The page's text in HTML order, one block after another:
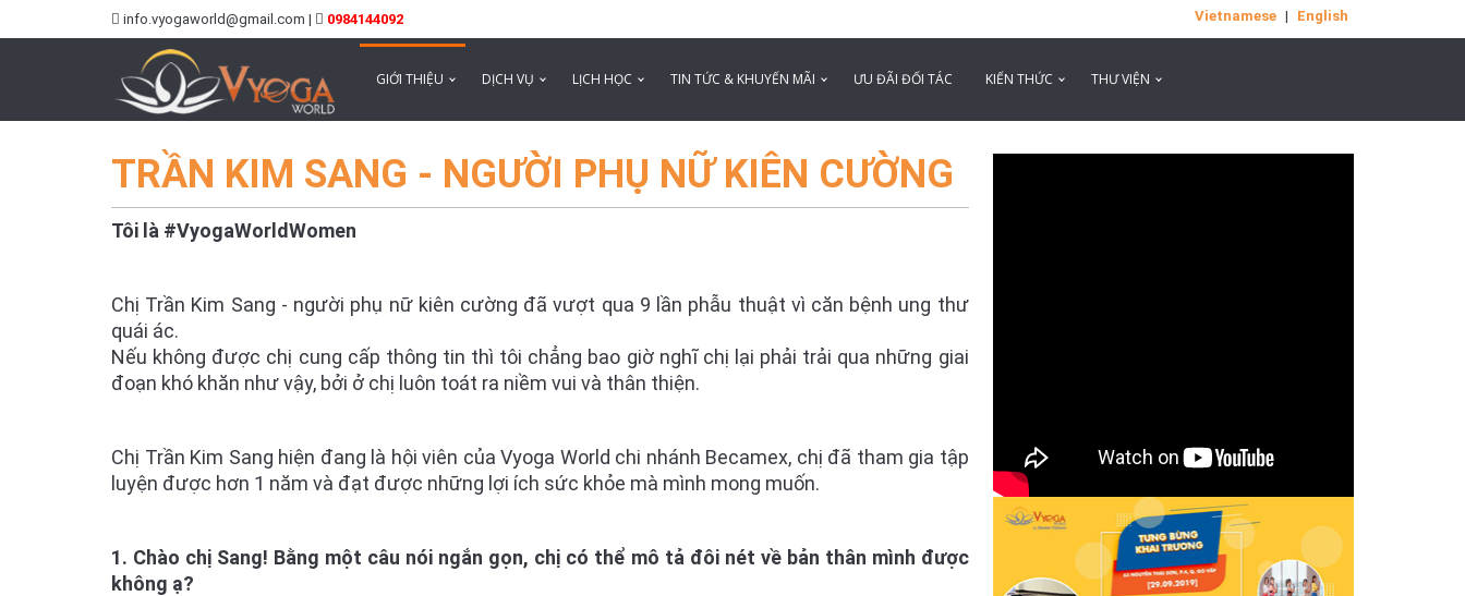
info.vyogaworld@gmail.com | 0984144092 Vietnamese | English
GIỚI THIỆU DỊCH VỤ LỊCH HỌC TIN TỨC & KHUYẾN MÃI ƯU ĐÃI ĐỐI TÁC KIẾN THỨC THƯ VIỆN
TRẦN KIM SANG - NGƯỜI PHỤ NỮ KIÊN CƯỜNG
Tôi là #VyogaWorldWomen
Chị Trần Kim Sang - người phụ nữ kiên cường đã vượt qua 9 lần phẫu thuật vì căn bệnh ung thư
quái ác.
Nếu không được chị cung cấp thông tin thì tôi chẳng bao giờ nghĩ chị lại phải trải qua những giai
đoạn khó khăn như vậy, bởi ở chị luôn toát ra niềm vui và thân thiện.
Chị Trần Kim Sang hiện đang là hội viên của Vyoga World chi nhánh Becamex, chị đã tham gia tập
luyện được hơn 1 năm và đạt được những lợi ích sức khỏe mà mình mong muốn.
1. Chào chị Sang! Bằng một câu nói ngắn gọn, chị có thể mô tả đôi nét về bản thân mình được
không ạ?